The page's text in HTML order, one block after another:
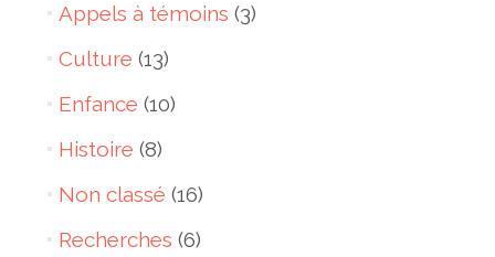
Appels à témoins (3)
Culture (13)
Enfance (10)
Histoire (8)
Non classé (16)
Recherches (6)